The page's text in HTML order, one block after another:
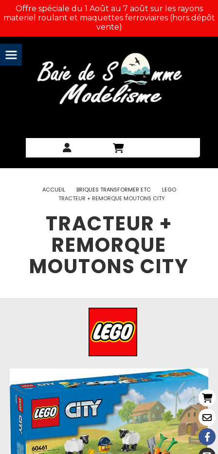
Offre spéciale du 1 Août au 7 août sur les rayons
materiel roulant et maquettes ferroviaires (hors dépôt
vente)
ACCUEIL BRIQUES TRANSFORMER ETC
LEGO
TRACTEUR + REMORQUE MOUTONS CITY
TRACTEUR +
REMORQUE
MOUTONS CITY
Panneau de gestion des cookies